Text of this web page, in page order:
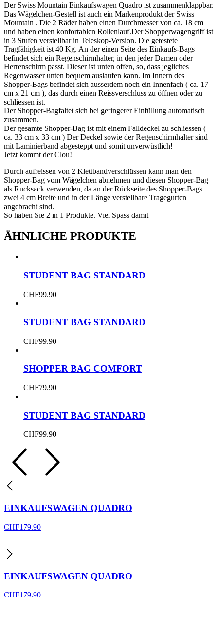
Der Swiss Mountain Einkaufswagen Quadro ist zusammenklappbar.
Das Wägelchen-Gestell ist auch ein Markenprodukt der Swiss
Mountain . Die 2 Räder haben einen Durchmesser von ca. 18 cm
und haben einen konfortablen Rollenlauf.Der Shopperwagengriff ist
in 3 Stufen verstellbar in Teleskop-Version. Die getestete
Tragfähigkeit ist 40 Kg. An der einen Seite des Einkaufs-Bags
befindet sich ein Regenschirmhalter, in den jeder Damen oder
Herrenschirm passt. Dieser ist unten offen, so, dass jegliches
Regenwasser unten bequem auslaufen kann. Im Innern des
Shopper-Bags befindet sich ausserdem noch ein Innenfach ( ca. 17
cm x 21 cm ), das durch einen Reissverschluss zu öffnen oder zu
schliessen ist.
Der Shopper-Bagfaltet sich bei geringerer Einfüllung automatisch
zusammen.
Der gesamte Shopper-Bag ist mit einem Falldeckel zu schliessen (
ca. 33 cm x 33 cm ) Der Deckel sowie der Regenschirmhalter sind
mit Laminierband abgesteppt und somit unverwüstlich!
Jetzt kommt der Clou!
Durch aufreissen von 2 Klettbandverschlüssen kann man den
Shopper-Bag vom Wägelchen abnehmen und diesen Shopper-Bag
als Rucksack verwenden, da an der Rückseite des Shopper-Bags
zwei 4 cm Breite und in der Länge verstellbare Tragegurten
angebracht sind.
So haben Sie 2 in 1 Produkte. Viel Spass damit
ÄHNLICHE PRODUKTE
STUDENT BAG STANDARD
CHF99.90
STUDENT BAG STANDARD
CHF99.90
SHOPPER BAG COMFORT
CHF79.90
STUDENT BAG STANDARD
CHF99.90
EINKAUFSWAGEN QUADRO
CHF179.90
EINKAUFSWAGEN QUADRO
CHF179.90